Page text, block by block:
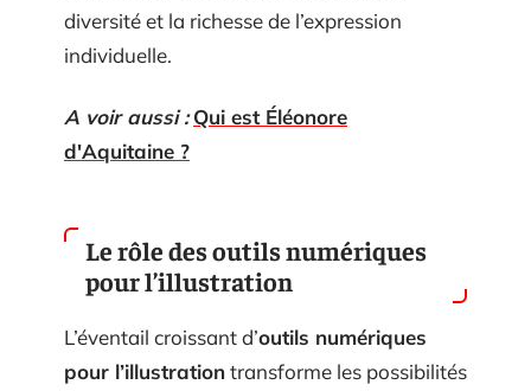
diversité et la richesse de l’expression
individuelle.
A voir aussi : Qui est Éléonore
d'Aquitaine ?
Le rôle des outils numériques
pour l’illustration
L’éventail croissant d’outils numériques
pour l’illustrationtransforme les possibilités